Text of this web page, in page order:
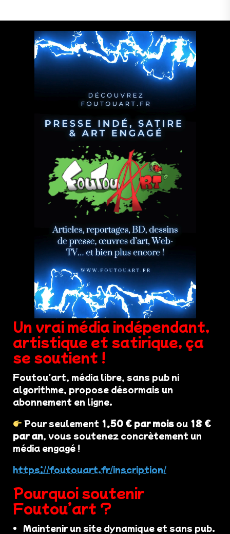
Un vrai média indépendant,
artistique et satirique, ça
se soutient !
Foutou'art, média libre, sans pub ni
algorithme, propose désormais un
abonnement en ligne.
Pour seulement 1,50 € par mois ou 18 €
par an, vous soutenez concrètement un
média engagé !
https://foutouart.fr/inscription/
Pourquoi soutenir
Foutou’art ?
Maintenir un site dynamique et sans pub.